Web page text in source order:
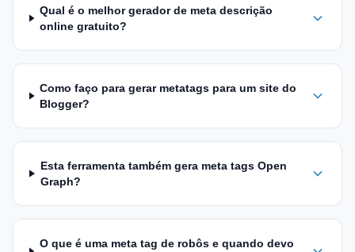
Qual é o melhor gerador de meta descrição
online gratuito?
Como faço para gerar metatags para um site do
Blogger?
Esta ferramenta também gera meta tags Open
Graph?
O que é uma meta tag de robôs e quando devo